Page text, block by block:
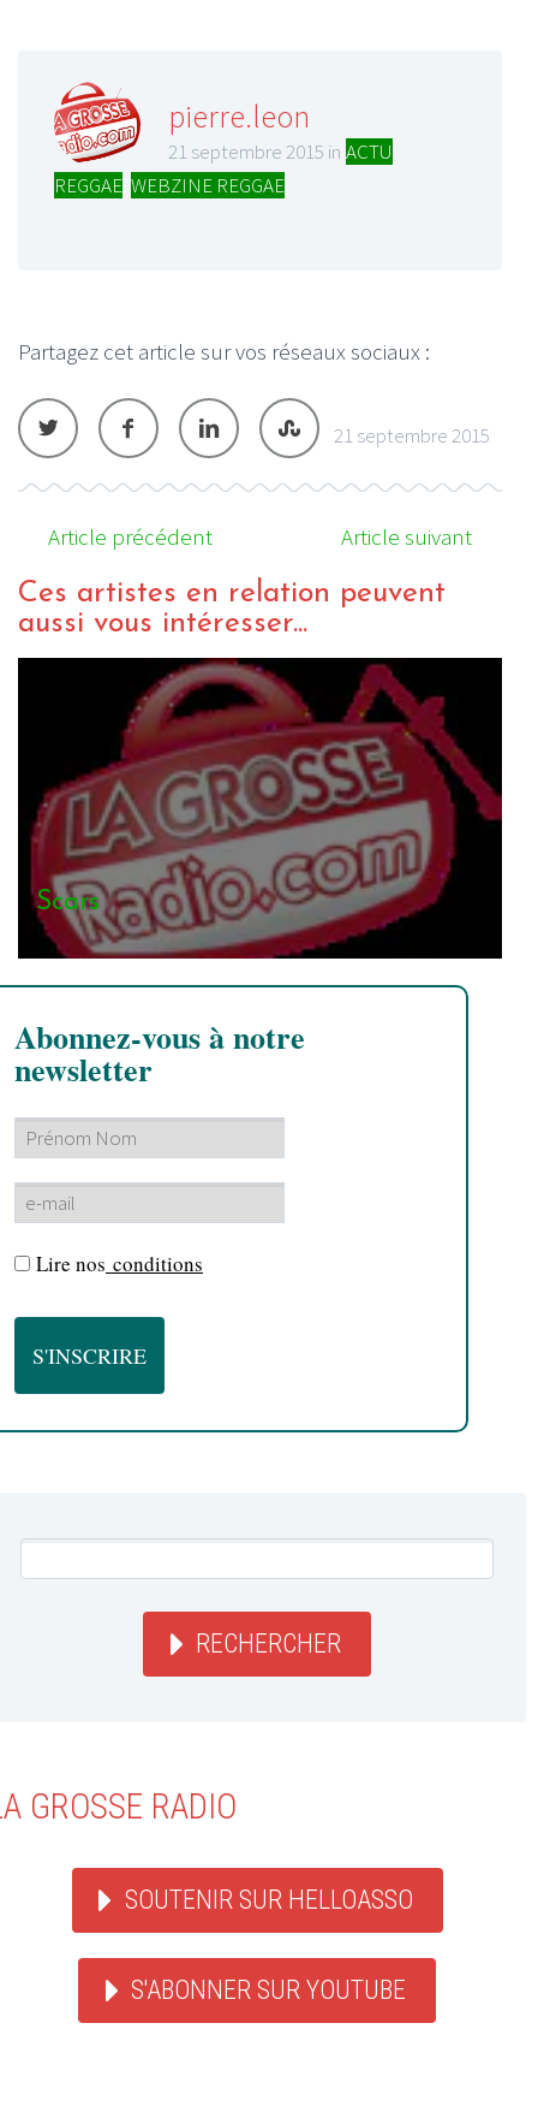
pierre.leon
21 septembre 2015 in ACTU
REGGAE WEBZINE REGGAE
Partagez cet article sur vos réseaux sociaux :
21 septembre 2015
Article précédent Article suivant
Ces artistes en relation peuvent
aussi vous intéresser...
Scars
Abonnez-vous à notre
newsletter
Lire nos conditions
RECHERCHER
GROSSE RADIO
SOUTENIR SUR HELLOASSO
S'ABONNER SUR YOUTUBE